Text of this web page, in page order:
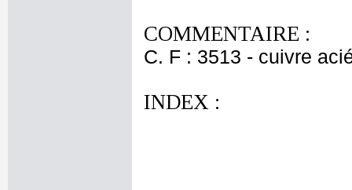
COMMENTAIRE :
C. F : 3513 - cuivre
INDEX :